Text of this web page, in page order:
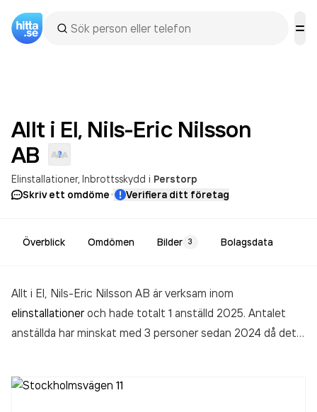
Allt i El, Nils-Eric Nilsson
AB
Elinstallationer Inbrottsskydd i Perstorp
Skriv ett omdöme· Verifiera ditt företag
Överblick Omdömen Bilder 3 Bolagsdata
Allt i El, Nils-Eric Nilsson AB är verksam inom
elinstallationeroch hade totalt 1 anställd 2025. Antalet
anställda har minskat med 3 personer sedan 2024 då det
omsatte 3 278 000,00 kr